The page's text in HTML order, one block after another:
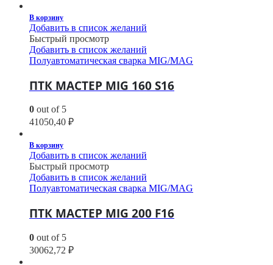
В корзину
Добавить в список желаний
Быстрый просмотр
Добавить в список желаний
Полуавтоматическая сварка MIG/MAG
ПТК МАСТЕР MIG 160 S16
0 out of 5
41050,40 ₽
В корзину
Добавить в список желаний
Быстрый просмотр
Добавить в список желаний
Полуавтоматическая сварка MIG/MAG
ПТК МАСТЕР MIG 200 F16
0 out of 5
30062,72 ₽